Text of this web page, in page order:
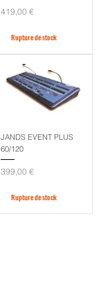
Prix
419,00 €
Rupture de stock
JANDS EVENT PLUS
60/120
Prix
399,00 €
Rupture de stock